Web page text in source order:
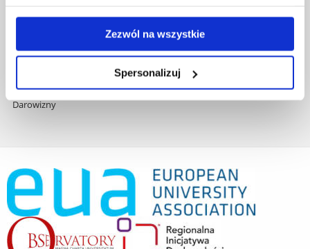
Zezwól na wszystkie
Spersonalizuj
Deklaracja dostępności cyfrowej
Projekty badawcze
Darowizny